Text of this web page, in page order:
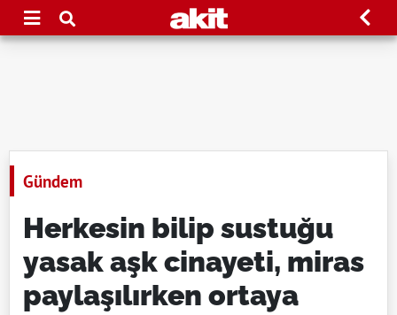
Gündem
Herkesin bilip sustuğu
yasak aşk cinayeti, miras
paylaşılırken ortaya